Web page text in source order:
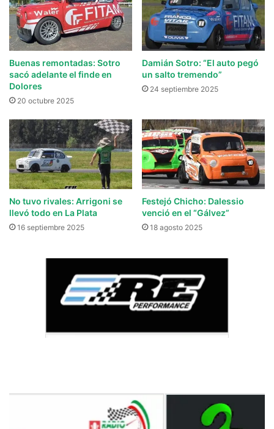
Buenas remontadas: Sotro
sacó adelante el finde en
Dolores
20 octubre 2025
Damián Sotro: “El auto pegó
un salto tremendo”
24 septiembre 2025
No tuvo rivales: Arrigoni se
llevó todo en La Plata
16 septiembre 2025
Festejó Chicho: Dalessio
venció en el “Gálvez”
18 agosto 2025